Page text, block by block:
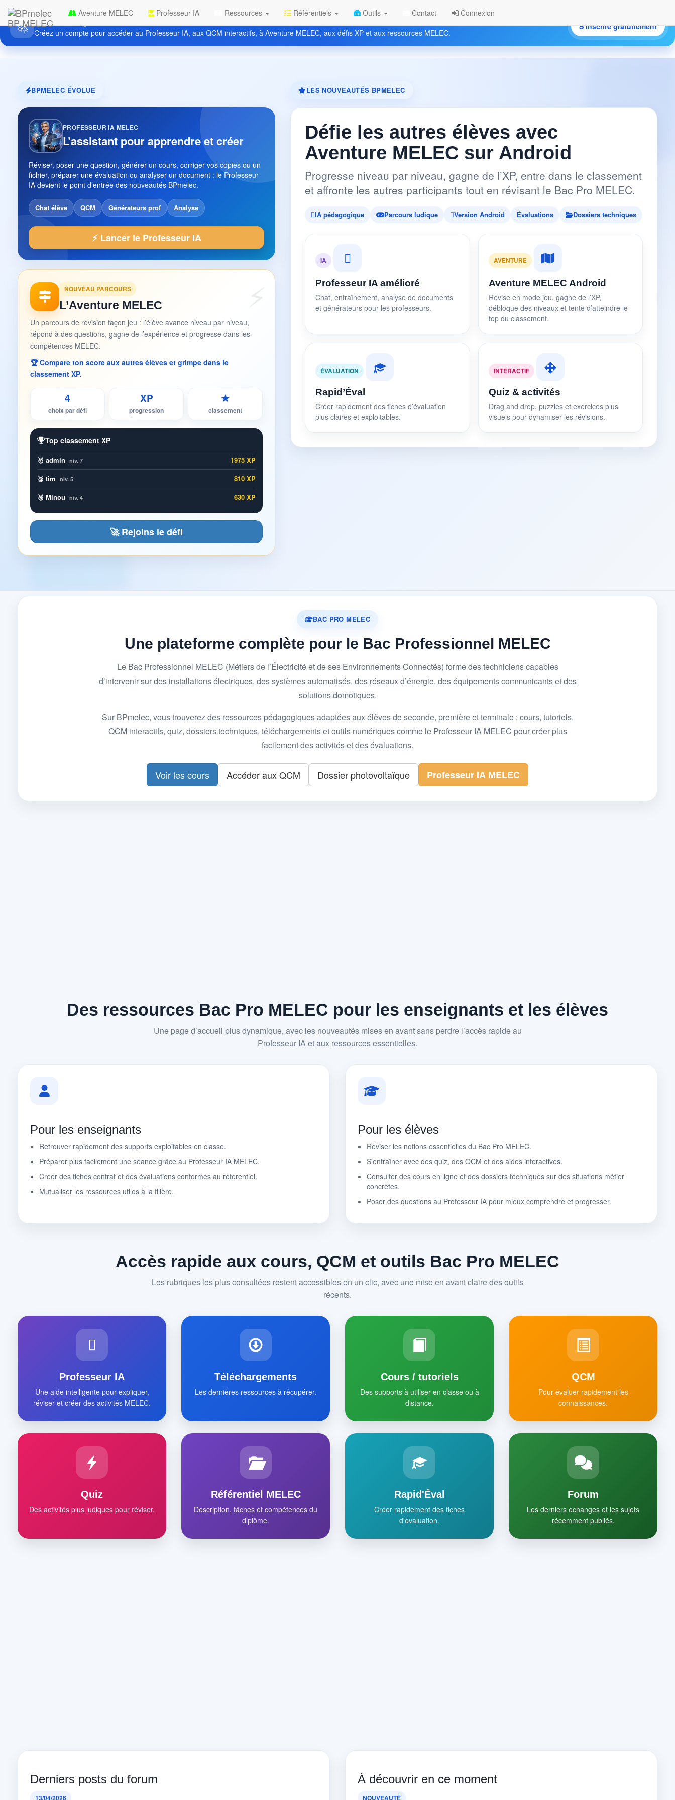
BP MELEC
Aventure MELEC Professeur IA Ressources Référentiels Outils Contact Connexion
🚀 Découvrez gratuitement BPmelec
Créez un compte pour accéder au Professeur IA, aux QCM interactifs, à Aventure MELEC, aux défis XP et aux ressources MELEC.
S’inscrire gratuitement
BPMELEC ÉVOLUE
PROFESSEUR IA MELEC
L’assistant pour apprendre et créer
Réviser, poser une question, générer un cours, corriger vos copies ou un
fichier, préparer une évaluation ou analyser un document : le Professeur
IA devient le point d’entrée des nouveautés BPmelec.
Chat élève QCM Générateurs prof Analyse
⚡ Lancer le Professeur IA
NOUVEAU PARCOURS
L’Aventure MELEC
Un parcours de révision façon jeu : l’élève avance niveau par niveau,
répond à des questions, gagne de l’expérience et progresse dans les
compétences MELEC.
🏆 Compare ton score aux autres élèves et grimpe dans le
classement XP.
4
choix par défi
XP
progression
★
classement
Top classement XP
🥇 admin niv. 7
1975 XP
🥈 tim niv. 5
810 XP
🥉 Minou niv. 4 630 XP
🚀 Rejoins le défi
LES NOUVEAUTÉS BPMELEC
Défie les autres élèves avec
Aventure MELEC sur Android
Progresse niveau par niveau, gagne de l’XP, entre dans le classement
et affronte les autres participants tout en révisant le Bac Pro MELEC.
IA pédagogique Parcours ludique Version Android Évaluations Dossiers techniques
IA
Professeur IA amélioré
Chat, entraînement, analyse de documents
et générateurs pour les professeurs.
AVENTURE
Aventure MELEC Android
Révise en mode jeu, gagne de l’XP,
débloque des niveaux et tente d’atteindre le
top du classement.
ÉVALUATION
Rapid’Éval
Créer rapidement des fiches d’évaluation
plus claires et exploitables.
INTERACTIF
Quiz & activités
Drag and drop, puzzles et exercices plus
visuels pour dynamiser les révisions.
BAC PRO MELEC
Une plateforme complète pour le Bac Professionnel MELEC
Le Bac Professionnel MELEC (Métiers de l’Électricité et de ses Environnements Connectés) forme des techniciens capables
d’intervenir sur des installations électriques, des systèmes automatisés, des réseaux d’énergie, des équipements communicants et des
solutions domotiques.
Sur BPmelec, vous trouverez des ressources pédagogiques adaptées aux élèves de seconde, première et terminale : cours, tutoriels,
QCM interactifs, quiz, dossiers techniques, téléchargements et outils numériques comme le Professeur IA MELEC pour créer plus
facilement des activités et des évaluations.
Voir les cours Accéder aux QCM Dossier photovoltaïque Professeur IA MELEC
Des ressources Bac Pro MELEC pour les enseignants et les élèves
Une page d’accueil plus dynamique, avec les nouveautés mises en avant sans perdre l’accès rapide au
Professeur IA et aux ressources essentielles.
Pour les enseignants
Retrouver rapidement des supports exploitables en classe.
Préparer plus facilement une séance grâce au Professeur IA MELEC.
Créer des fiches contrat et des évaluations conformes au référentiel.
Mutualiser les ressources utiles à la filière.
Pour les élèves
Réviser les notions essentielles du Bac Pro MELEC.
S'entraîner avec des quiz, des QCM et des aides interactives.
Consulter des cours en ligne et des dossiers techniques sur des situations métier
concrètes.
Poser des questions au Professeur IA pour mieux comprendre et progresser.
Accès rapide aux cours, QCM et outils Bac Pro MELEC
Les rubriques les plus consultées restent accessibles en un clic, avec une mise en avant claire des outils
récents.
Professeur IA
Une aide intelligente pour expliquer,
réviser et créer des activités MELEC.
Téléchargements
Les dernières ressources à récupérer.
Cours / tutoriels
Des supports à utiliser en classe ou à
distance.
QCM
Pour évaluer rapidement les
connaissances.
Quiz
Des activités plus ludiques pour réviser.
Référentiel MELEC
Description, tâches et compétences du
diplôme.
Rapid'Éval
Créer rapidement des fiches
d'évaluation.
Forum
Les derniers échanges et les sujets
récemment publiés.
Derniers posts du forum
13/04/2026
À découvrir en ce moment
NOUVEAUTÉ